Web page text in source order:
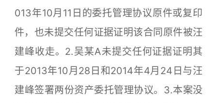
013年10月11日的委托管理协议原件或复印
件，也未提交任何证据证明该合同原件被汪
建峰收走。2.吴某A未提交任何证据证明其
于2013年10月28日和2014年4月24日与汪
建峰签署两份资产委托管理协议。3.本案没